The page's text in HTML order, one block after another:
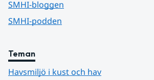
SMHI-bloggen
SMHI-podden
Teman
Havsmiljö i kust och hav